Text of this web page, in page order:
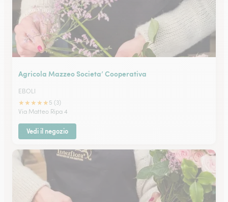
Agricola Mazzeo Societa’ Cooperativa
EBOLI
★★★★★ 5 (3)
Via Matteo Ripa 4
Vedi il negozio